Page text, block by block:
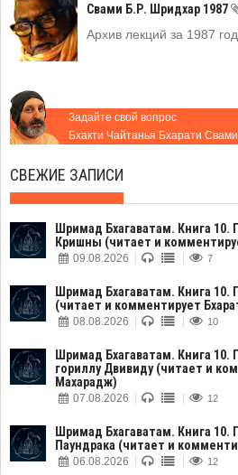
Свами Б.Р. Шридхар 1987
Архив лекций за 1987 год
Задайте свой вопрос
Бхакти Чайтанья Бхарати Свами
СВЕЖИЕ ЗАПИСИ
Шримад Бхагаватам. Книга 10.
Кришны (читает и
09.08.2026 7
Шримад Бхагаватам. Книга 10.
(читает и комментирует
08.08.2026 10
Шримад Бхагаватам. Книга 10.
гориллу Двивиду (читает и
Махарадж)
07.08.2026 12
Шримад Бхагаватам. Книга 10.
Паундрака (читает и
06.08.2026 12